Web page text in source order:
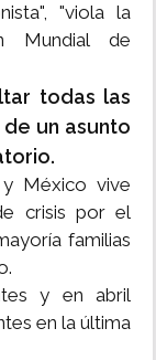
"viola la
Mundial de
todas las
un asunto
México vive
crisis por el
familias
y en abril
en la última